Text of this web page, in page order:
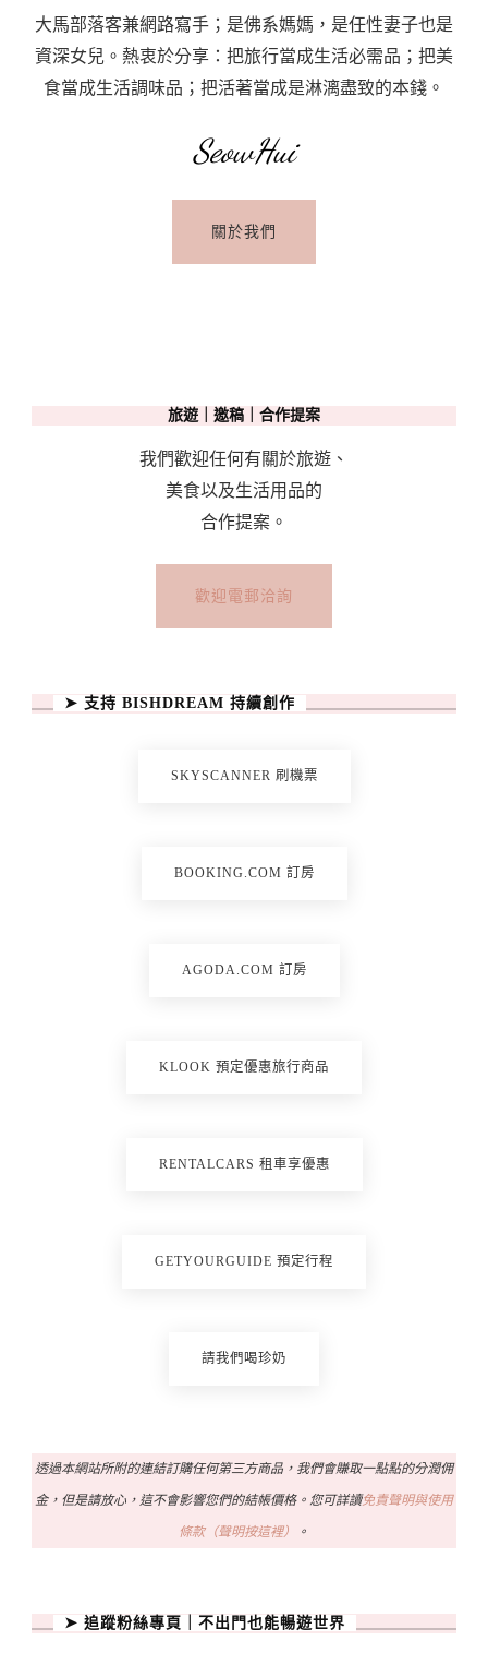
定
入
大馬部落客兼網路寫手；是佛系媽媽，是任性妻子也是
資深女兒。熱衷於分享：把旅行當成生活必需品；把美
食當成生活調味品；把活著當成是淋漓盡致的本錢。
SeowHui
關於我們
旅遊｜邀稿｜合作提案
我們歡迎任何有關於旅遊、
美食以及生活用品的
合作提案。
歡迎電郵洽詢
➤ 支持 BISHDREAM 持續創作
SKYSCANNER 刷機票
BOOKING.COM 訂房
AGODA.COM 訂房
KLOOK 預定優惠旅行商品
RENTALCARS 租車享優惠
GETYOURGUIDE 預定行程
請我們喝珍奶
透過本網站所附的連結訂購任何第三方商品，我們會賺取一點點的分潤佣
金，但是請放心，這不會影響您們的結帳價格。您可詳讀免責聲明與使用
條款（聲明按這裡） 。
➤ 追蹤粉絲專頁｜不出門也能暢遊世界